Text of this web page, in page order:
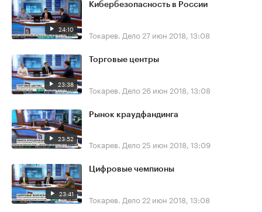
24:10
Кибербезопасность в России
Токарев. Дело 27 июн 2018, 13:08
23:38
Торговые центры
Токарев. Дело 26 июн 2018, 13:08
23:52
Рынок краудфандинга
Токарев. Дело 25 июн 2018, 13:09
23:41
Цифровые чемпионы
Токарев. Дело 22 июн 2018, 13:08